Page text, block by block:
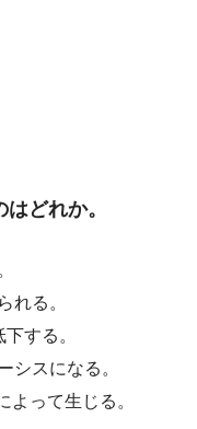
どれか。
れる。
する。
シスになる。
よって生じる。